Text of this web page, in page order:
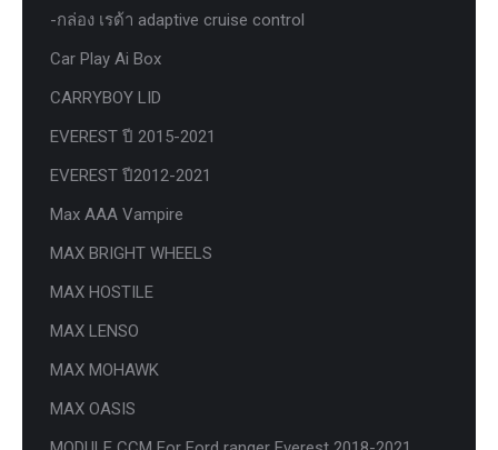
-กล่อง เรด้า adaptive cruise control
Car Play Ai Box
CARRYBOY LID
EVEREST ปี 2015-2021
EVEREST ปี2012-2021
Max AAA Vampire
MAX BRIGHT WHEELS
MAX HOSTILE
MAX LENSO
MAX MOHAWK
MAX OASIS